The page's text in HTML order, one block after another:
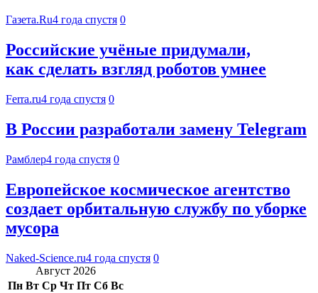
Газета.Ru4 года спустя 0
Российские учёные придумали,
как сделать взгляд роботов умнее
Ferra.ru4 года спустя 0
В России разработали замену Telegram
Рамблер4 года спустя 0
Европейское космическое агентство
создает орбитальную службу по уборке
мусора
Naked-Science.ru4 года спустя 0
Август 2026
Пн Вт Ср Чт Пт Сб Вс